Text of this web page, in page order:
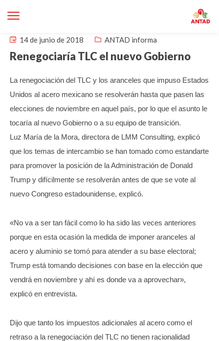
14 de junio de 2018 ANTAD informa
Renegociaría TLC el nuevo Gobierno
La renegociación del TLC y los aranceles que impuso Estados
Unidos al acero mexicano se resolverán hasta que pasen las
elecciones de noviembre en aquel país, por lo que el asunto le
tocaría al nuevo Gobierno o a su equipo de transición.
Luz María de la Mora, directora de LMM Consulting, explicó
que los temas de intercambio se han tomado como estandarte
para promover la posición de la Administración de Donald
Trump y difícilmente se resolverán antes de que se vote al
nuevo Congreso estadounidense, explicó.
«No va a ser tan fácil como lo ha sido las veces anteriores
porque en esta ocasión la medida de imponer aranceles al
acero y aluminio se tomó para atender a su base electoral;
Trump está tomando decisiones con base en la elección que
vendrá en noviembre y ahí es donde va a aprovechar»,
explicó en entrevista.
Dijo que tanto los impuestos adicionales al acero como el
retraso a la renegociación del TLC no tienen racionalidad